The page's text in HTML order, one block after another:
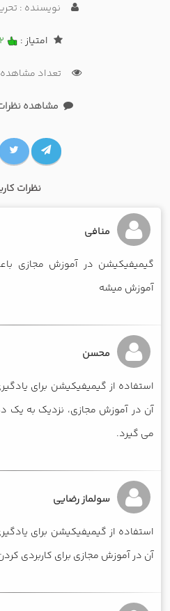
نویسنده :
امتیاز : 2
تعداد مشاهده : 8460
مشاهده نظرات
نظرات
منافی
گیمیفیکیشن در آموزش مجازی
آموزش میشه
محسن
استفاده از گیمیفیکیشن برای
آن در آموزش مجازی، نزدیک به یک
می گیرد.
سولماز رضایی
استفاده از گیمیفیکیشن برای
آن در آموزش مجازی برای کاربردی